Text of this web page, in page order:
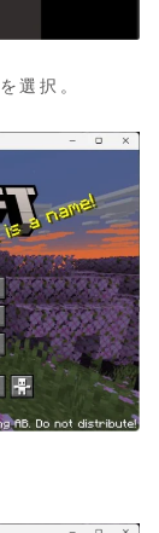
を選択。